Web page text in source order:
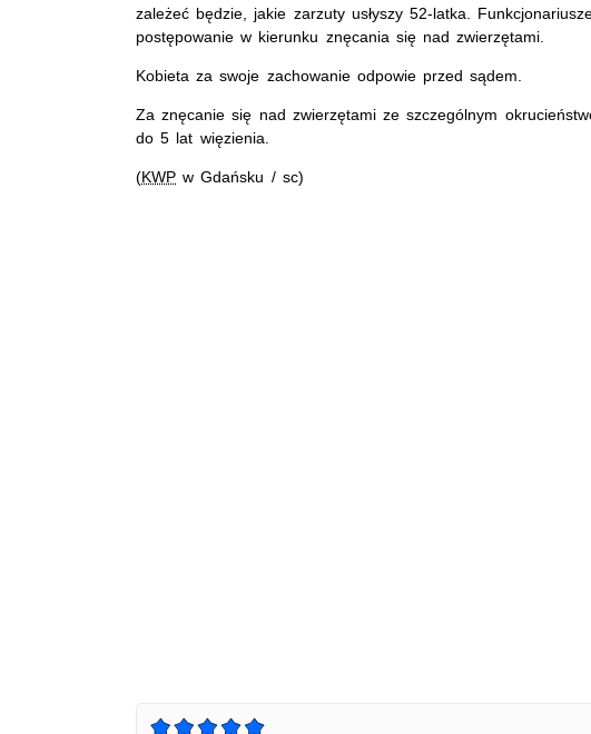
zależeć będzie, jakie zarzuty usłyszy 52-latka.
postępowanie w kierunku znęcania się nad zwierzętami.
Kobieta za swoje zachowanie odpowie przed sądem.
Za znęcanie się nad zwierzętami ze szczególnym
do 5 lat więzienia.
(KWP w Gdańsku / sc)